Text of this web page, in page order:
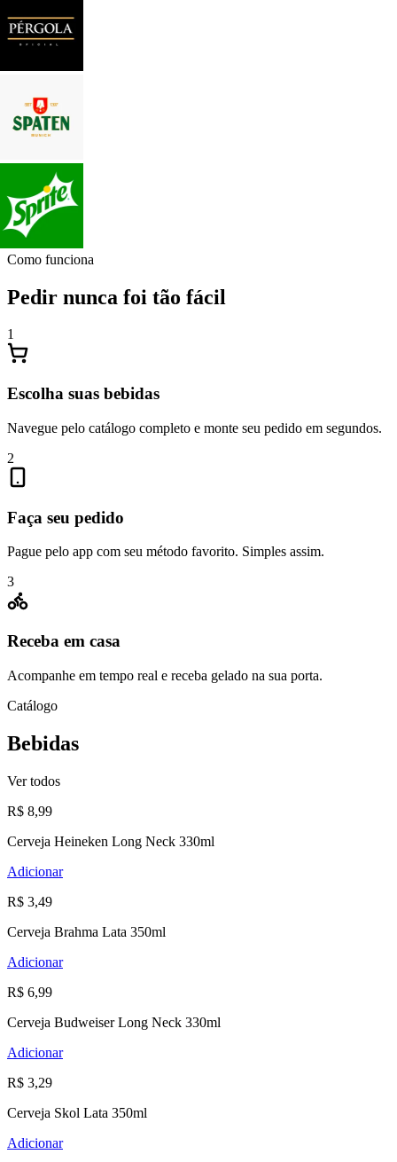
Como funciona
Pedir nunca foi tão fácil
1
Escolha suas bebidas
Navegue pelo catálogo completo e monte seu pedido em segundos.
2
Faça seu pedido
Pague pelo app com seu método favorito. Simples assim.
3
Receba em casa
Acompanhe em tempo real e receba gelado na sua porta.
Catálogo
Bebidas
Ver todos
R$ 8,99
Cerveja Heineken Long Neck 330ml
Adicionar
R$ 3,49
Cerveja Brahma Lata 350ml
Adicionar
R$ 6,99
Cerveja Budweiser Long Neck 330ml
Adicionar
R$ 3,29
Cerveja Skol Lata 350ml
Adicionar